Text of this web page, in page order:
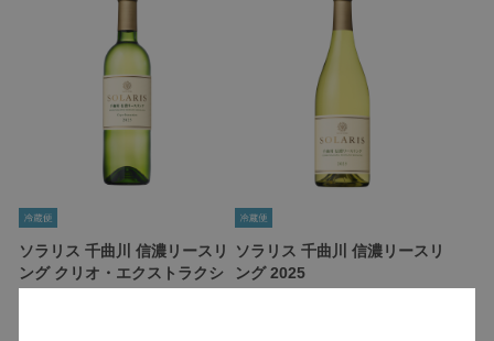
ソラリス 千曲川 信濃リースリ
ング クリオ・エクストラクシ
ソラリス 千曲川 信濃リースリ
ング 2025